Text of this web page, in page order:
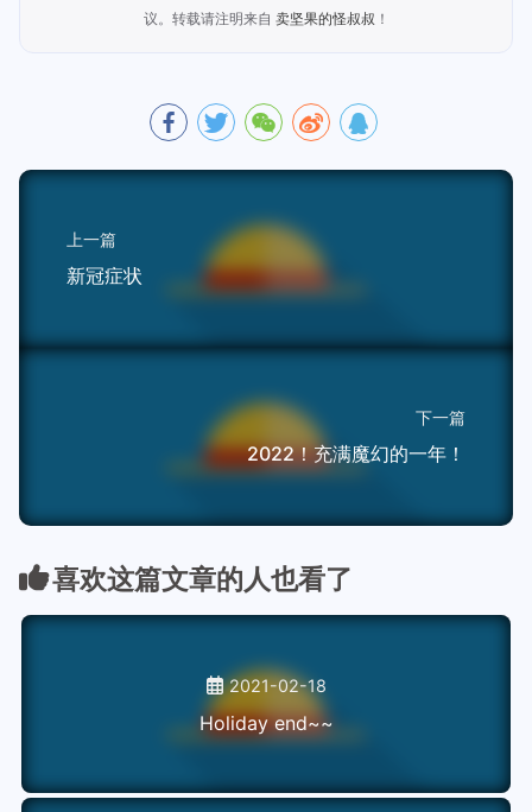
议。转载请注明来自 卖坚果的怪叔叔 ！
上一篇
新冠症状
下一篇
2022！充满魔幻的一年！
喜欢这篇文章的人也看了
2021-02-18
Holiday end~~